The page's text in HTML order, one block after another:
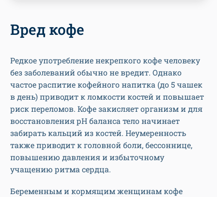
Вред кофе
Редкое употребление некрепкого кофе человеку
без заболеваний обычно не вредит. Однако
частое распитие кофейного напитка (до 5 чашек
в день) приводит к ломкости костей и повышает
риск переломов. Кофе закисляет организм и для
восстановления рН баланса тело начинает
забирать кальций из костей. Неумеренность
также приводит к головной боли, бессоннице,
повышению давления и избыточному
учащению ритма сердца.
Беременным и кормящим женщинам кофе